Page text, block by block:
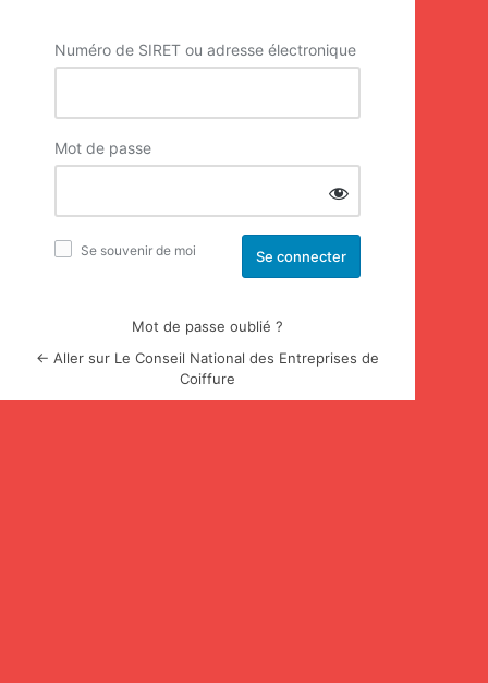
Numéro de SIRET ou adresse électronique
Mot de passe
Se souvenir de moi
Mot de passe oublié ?
← Aller sur Le Conseil National des Entreprises de
Coiffure